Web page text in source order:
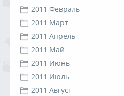
2011 Февраль
2011 Март
2011 Апрель
2011 Май
2011 Июнь
2011 Июль
2011 Август